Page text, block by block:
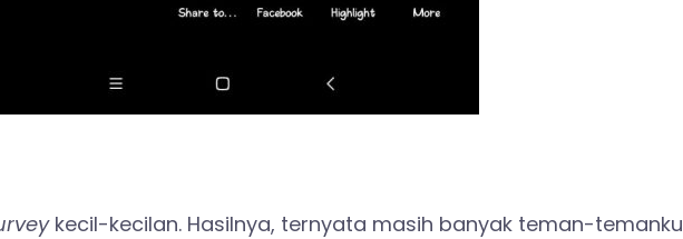
kecil-kecilan. Hasilnya, ternyata masih banyak teman-temanku